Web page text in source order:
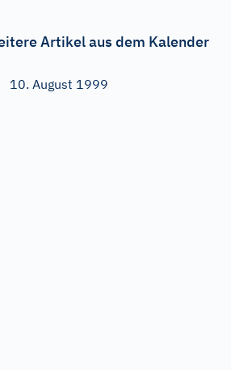
Artikel aus dem Kalender
10. August 1999